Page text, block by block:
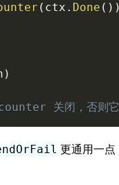
( ctx . Done ( ) )
)
关闭，否则它
更通用一